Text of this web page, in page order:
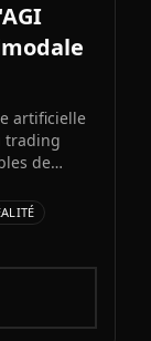
artificielle
trading
de
paris les
5